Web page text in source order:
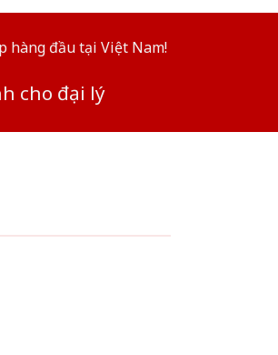
hàng đầu tại Việt Nam!
cho đại lý